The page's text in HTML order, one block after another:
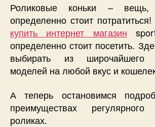
Роликовые коньки –
определенно стоит
купить интернет магазин
определенно стоит посетить.
выбирать из широчайшего
моделей на любой вкус и
А теперь остановимся
преимуществах
роликах.